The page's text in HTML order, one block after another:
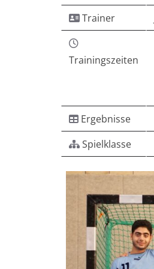
Trainer
Trainingszeiten
Ergebnisse
Spielklasse